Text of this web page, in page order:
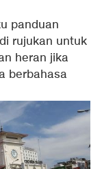
panduan
rujukan untuk
heran jika
berbahasa